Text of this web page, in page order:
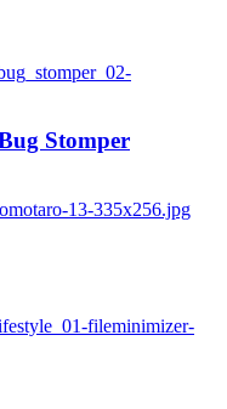
Stomper
13-335x256.jpg
fileminimizer-